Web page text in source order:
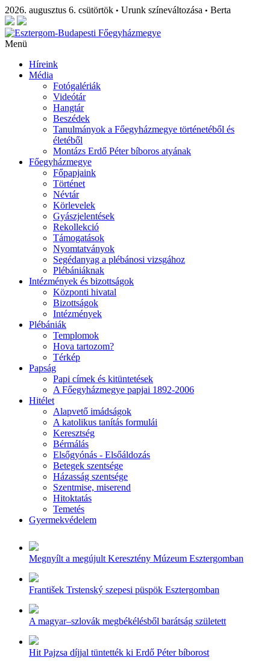
2026. augusztus 6. csütörtök • Urunk színeváltozása • Berta
Menü
Híreink
Média
Fotógalériák
Videótár
Hangtár
Beszédek
Tanulmányok a Főegyházmegye történetéből és
életéből
Montázs Erdő Péter bíboros atyának
Főegyházmegye
Főpapjaink
Történet
Névtár
Körlevelek
Gyászjelentések
Rekollekció
Támogatások
Nyomtatványok
Segédanyag a plébánosi vizsgához
Plébániáknak
Intézmények és bizottságok
Központi hivatal
Bizottságok
Intézmények
Plébániák
Templomok
Hova tartozom?
Térkép
Papság
Papi címek és kitüntetések
A Főegyházmegye papjai 1892-2006
Hitélet
Alapvető imádságok
A katolikus tanítás formulái
Keresztség
Bérmálás
Elsőgyónás - Elsőáldozás
Betegek szentsége
Házasság szentsége
Szentmise, miserend
Hitoktatás
Temetés
Gyermekvédelem
Megnyílt a megújult Keresztény Múzeum Esztergomban
František Trstenský szepesi püspök Esztergomban
A magyar–szlovák megbékélésből barátság született
Hit Pajzsa díjjal tüntették ki Erdő Péter bíborost